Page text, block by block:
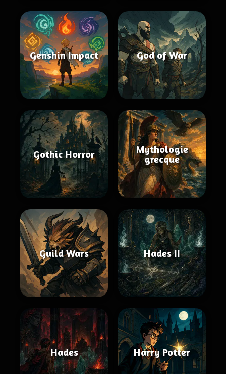
Genshin Impact God of War
Gothic Horror
Mythologie
grecque
Guild Wars Hades II
Hades Harry Potter